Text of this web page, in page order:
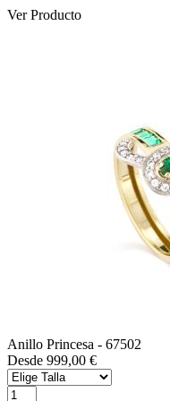
Ver Producto
Anillo Princesa - 67502
Desde 999,00 €